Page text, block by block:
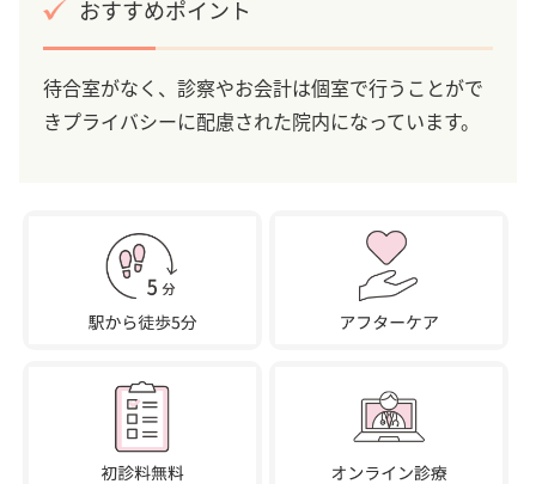
おすすめポイント
待合室がなく、診察やお会計は個室で行うことがで
きプライバシーに配慮された院内になっています。